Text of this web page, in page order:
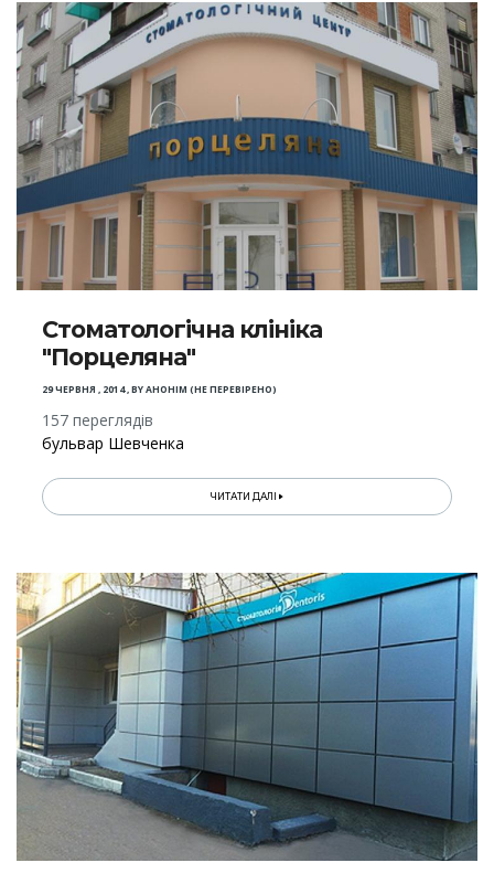
Стоматологічна клініка
"Порцеляна"
29 ЧЕРВНЯ , 2014,BYАНОНІМ (НЕ ПЕРЕВІРЕНО)
157 переглядів
бульвар Шевченка
ЧИТАТИ ДАЛІ